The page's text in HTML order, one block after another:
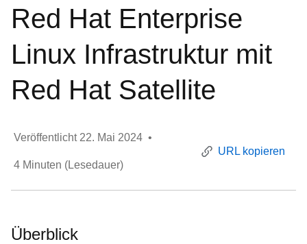
Red Hat Enterprise
Linux Infrastruktur mit
Red Hat Satellite
Veröffentlicht 22. Mai 2024 •
4 Minuten (Lesedauer)
URL kopieren
Überblick